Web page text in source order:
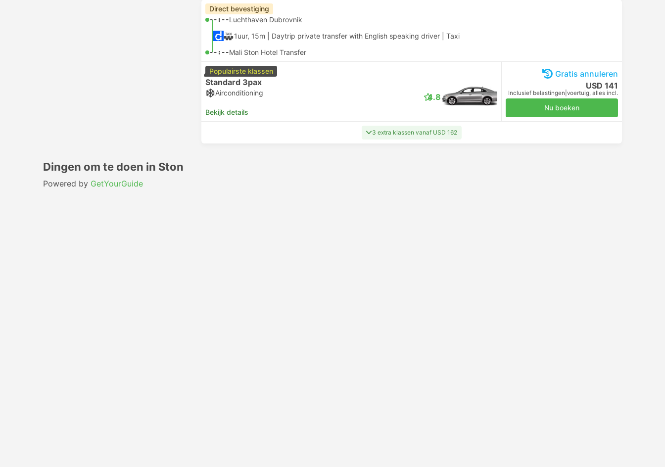
Direct bevestiging
--:--Luchthaven Dubrovnik
1uur, 15m | Daytrip private transfer with English speaking driver Taxi
--:--Mali Ston Hotel Transfer
Populairste klassen
Standard 3pax
Airconditioning
Bekijk details
4.8
Gratis annuleren
USD 141
Inclusief belastingen voertuig, alles incl.
Nu boeken
3 extra klassen vanaf USD 162
Dingen om te doen in Ston
Powered by GetYourGuide